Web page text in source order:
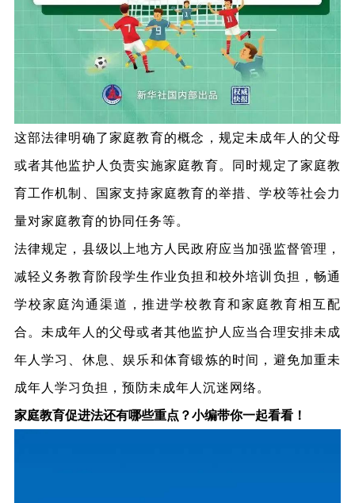
这部法律明确了家庭教育的概念，规定未成年人的父母
或者其他监护人负责实施家庭教育。同时规定了家庭教
育工作机制、国家支持家庭教育的举措、学校等社会力
量对家庭教育的协同任务等。
法律规定，县级以上地方人民政府应当加强监督管理，
减轻义务教育阶段学生作业负担和校外培训负担，畅通
学校家庭沟通渠道，推进学校教育和家庭教育相互配
合。未成年人的父母或者其他监护人应当合理安排未成
年人学习、休息、娱乐和体育锻炼的时间， 避免加重未
成年人学习负担，预防未成年人沉迷网络。
家庭教育促进法还有哪些重点？小编带你一起看看！